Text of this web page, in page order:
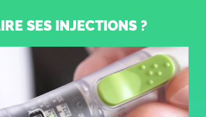
SES INJECTIONS ?